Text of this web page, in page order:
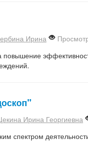
Ирина
Ирина Георгиевна
спектром